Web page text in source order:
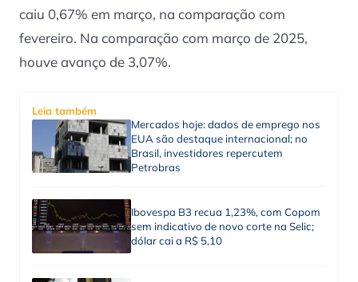
caiu 0,67% em março, na comparação com
fevereiro. Na comparação com março de 2025,
houve avanço de 3,07%.
Leia também
Mercados hoje: dados de emprego nos
EUA são destaque internacional; no
Brasil, investidores repercutem
Petrobras
Ibovespa B3 recua 1,23%, com Copom
sem indicativo de novo corte na Selic;
dólar cai a R$ 5,10